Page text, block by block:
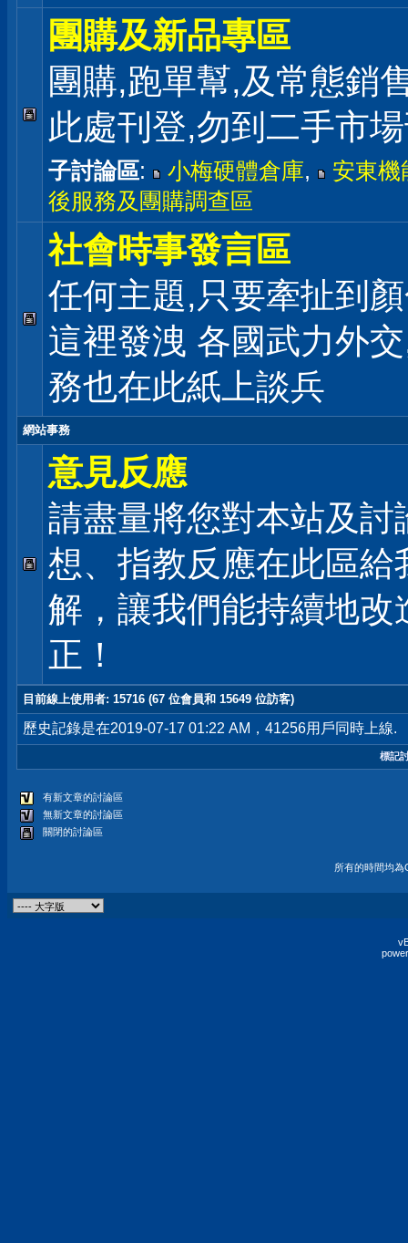
團購及新品專區
團購,跑單幫,及常態銷
此處刊登,勿到二手市
子討論區: 小梅硬體倉庫,
安東機
後服務及團購調查區
社會時事發言區
任何主題,只要牽扯到
這裡發洩 各國武力外
務也在此紙上談兵
網站事務
意見反應
請盡量將您對本站及討
想、指教反應在此區給
解，讓我們能持續地改
正！
目前線上使用者: 15716 (67 位會員和 15649 位訪客)
歷史記錄是在2019-07-17 01:22 AM，41256用戶同時上線.
標記
有新文章的討論區
無新文章的討論區
關閉的討論區
所有的時間均為